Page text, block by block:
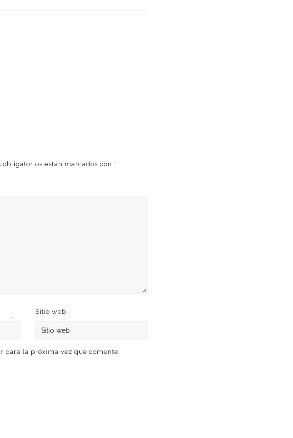
obligatorios están marcados con *
*
Sitio web
para la próxima vez que comente.